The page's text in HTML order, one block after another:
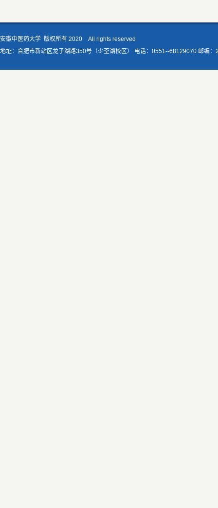
安徽中医药大学 版权所有 2020 All rights reserved
地址：合肥市新站区龙子湖路350号（少荃湖校区） 电话：0551--68129070 邮编